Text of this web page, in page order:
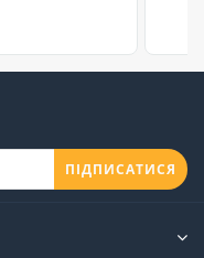
ПІДПИСАТИСЯ